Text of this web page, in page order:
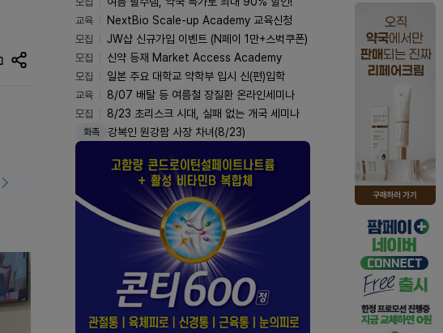
교육
NextBio Scale-up Academy 교육신청
모집
JW샵 신규가입 이벤트 (N페이 1만+스벅쿠폰)
모집
신약 등재 Market Access Academy
모집
일본 주요 대학교 약학부 입시 신(편)입학
교육
8/07 배탈 등 여름철 장질환 온라인세미나
모집
8/23 초리스크 시대, 실패 없는 개국 세미나
인사 박동준 창원경상국립대병원장 취임